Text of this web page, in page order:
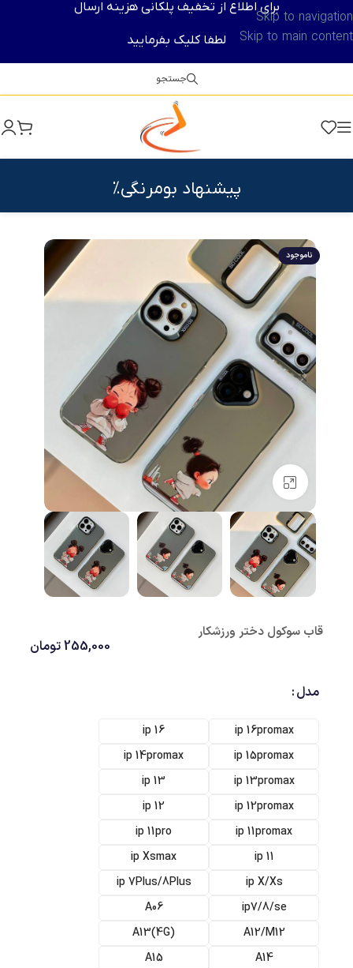
Skip to navigation
Skip to main content
برای اطلاع از تخفیف پلکانی هزینه ارسال
لطفا کلیک بفرمایید
جستجو
پیشنهاد بومرنگی%
ناموجود
بزرگنمایی تصویر
قاب سوکول دختر ورزشکار
255,000تومان
مدل
ip 16promax
ip 16
ip 15promax
ip 14promax
ip 13promax
ip 13
ip 12promax
ip 12
ip 11promax
ip 11pro
ip 11
ip Xsmax
ip X/Xs
ip 7Plus/8Plus
ip7/8/se
A06
A12/M12
(A13(4G
A14
A15